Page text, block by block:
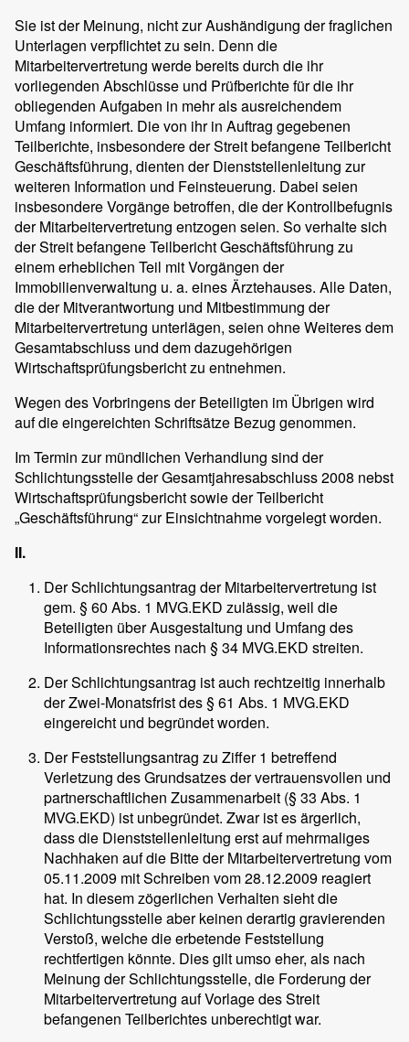
Sie ist der Meinung, nicht zur Aushändigung der fraglichen
Unterlagen verpflichtet zu sein. Denn die
Mitarbeitervertretung werde bereits durch die ihr
vorliegenden Abschlüsse und Prüfberichte für die ihr
obliegenden Aufgaben in mehr als ausreichendem
Umfang informiert. Die von ihr in Auftrag gegebenen
Teilberichte, insbesondere der Streit befangene Teilbericht
Geschäftsführung, dienten der Dienststellenleitung zur
weiteren Information und Feinsteuerung. Dabei seien
insbesondere Vorgänge betroffen, die der Kontrollbefugnis
der Mitarbeitervertretung entzogen seien. So verhalte sich
der Streit befangene Teilbericht Geschäftsführung zu
einem erheblichen Teil mit Vorgängen der
Immobilienverwaltung u. a. eines Ärztehauses. Alle Daten,
die der Mitverantwortung und Mitbestimmung der
Mitarbeitervertretung unterlägen, seien ohne Weiteres dem
Gesamtabschluss und dem dazugehörigen
Wirtschaftsprüfungsbericht zu entnehmen.
Wegen des Vorbringens der Beteiligten im Übrigen wird
auf die eingereichten Schriftsätze Bezug genommen.
Im Termin zur mündlichen Verhandlung sind der
Schlichtungsstelle der Gesamtjahresabschluss 2008 nebst
Wirtschaftsprüfungsbericht sowie der Teilbericht
„Geschäftsführung“ zur Einsichtnahme vorgelegt worden.
II.
Der Schlichtungsantrag der Mitarbeitervertretung ist
gem. § 60 Abs. 1 MVG.EKD zulässig, weil die
Beteiligten über Ausgestaltung und Umfang des
Informationsrechtes nach § 34 MVG.EKD streiten.
Der Schlichtungsantrag ist auch rechtzeitig innerhalb
der Zwei-Monatsfrist des § 61 Abs. 1 MVG.EKD
eingereicht und begründet worden.
Der Feststellungsantrag zu Ziffer 1 betreffend
Verletzung des Grundsatzes der vertrauensvollen und
partnerschaftlichen Zusammenarbeit (§ 33 Abs. 1
MVG.EKD) ist unbegründet. Zwar ist es ärgerlich,
dass die Dienststellenleitung erst auf mehrmaliges
Nachhaken auf die Bitte der Mitarbeitervertretung vom
05.11.2009 mit Schreiben vom 28.12.2009 reagiert
hat. In diesem zögerlichen Verhalten sieht die
Schlichtungsstelle aber keinen derartig gravierenden
Verstoß, welche die erbetende Feststellung
rechtfertigen könnte. Dies gilt umso eher, als nach
Meinung der Schlichtungsstelle, die Forderung der
Mitarbeitervertretung auf Vorlage des Streit
befangenen Teilberichtes unberechtigt war.